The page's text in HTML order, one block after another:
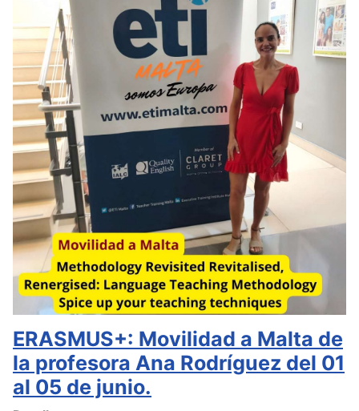
ERASMUS+: Movilidad a Malta de
la profesora Ana Rodríguez del 01
al 05 de junio.